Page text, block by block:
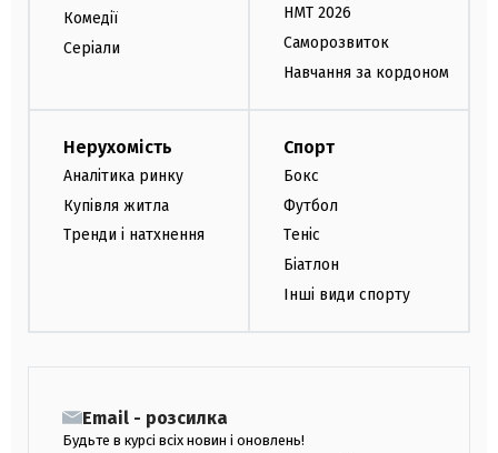
Комедії
Серіали
НМТ 2026
Саморозвиток
Навчання за кордоном
Нерухомість
Аналітика ринку
Купівля житла
Тренди і натхнення
Спорт
Бокс
Футбол
Теніс
Біатлон
Інші види спорту
Email - розсилка
Будьте в курсі всіх новин і оновлень!